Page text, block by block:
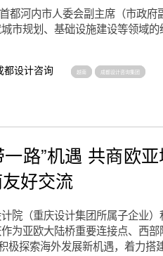
都河内市人委会副主席（市政
市规划、基础设施建设等领域
都设计咨询 越南 成都设计咨询集团
一路”机遇 共商欧
好交流
院（重庆设计集团所属子企业
为亚欧大陆桥重要连接点、西
极探索海外发展新机遇，着力搭